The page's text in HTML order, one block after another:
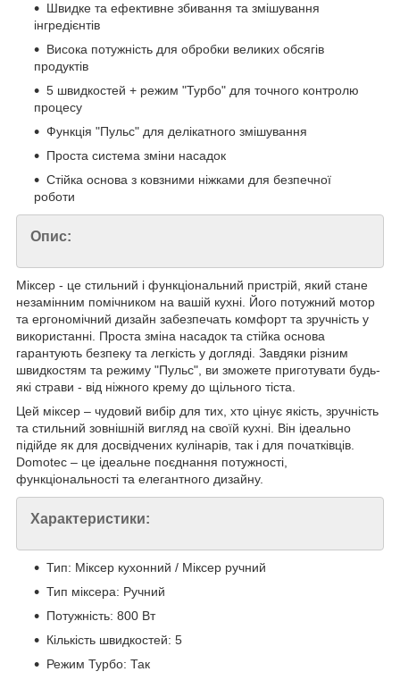
Швидке та ефективне збивання та змішування
інгредієнтів
Висока потужність для обробки великих обсягів
продуктів
5 швидкостей + режим "Турбо" для точного контролю
процесу
Функція "Пульс" для делікатного змішування
Проста система зміни насадок
Стійка основа з ковзними ніжками для безпечної
роботи
Опис:
Міксер - це стильний і функціональний пристрій, який стане
незамінним помічником на вашій кухні. Його потужний мотор
та ергономічний дизайн забезпечать комфорт та зручність у
використанні. Проста зміна насадок та стійка основа
гарантують безпеку та легкість у догляді. Завдяки різним
швидкостям та режиму "Пульс", ви зможете приготувати будь-
які страви - від ніжного крему до щільного тіста.
Цей міксер – чудовий вибір для тих, хто цінує якість, зручність
та стильний зовнішній вигляд на своїй кухні. Він ідеально
підійде як для досвідчених кулінарів, так і для початківців.
Domotec – це ідеальне поєднання потужності,
функціональності та елегантного дизайну.
Характеристики:
Тип: Міксер кухонний / Міксер ручний
Тип міксера: Ручний
Потужність: 800 Вт
Кількість швидкостей: 5
Режим Турбо: Так